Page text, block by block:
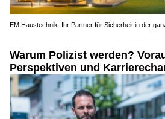
EM Haustechnik: Ihr Partner für Sicherheit in der
Warum Polizist werden?
Perspektiven und